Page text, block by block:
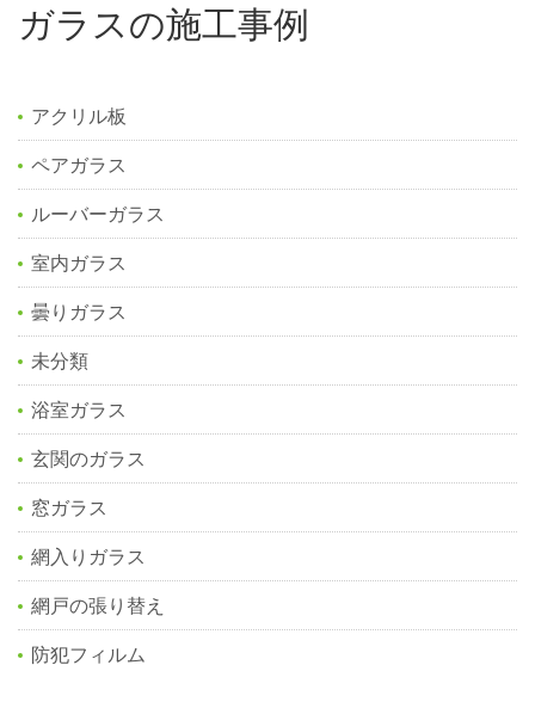
ガラスの施工事例
アクリル板
ペアガラス
ルーバーガラス
室内ガラス
曇りガラス
未分類
浴室ガラス
玄関のガラス
窓ガラス
網入りガラス
網戸の張り替え
防犯フィルム